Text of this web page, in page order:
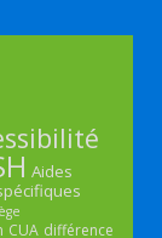
Aides
CUA différence